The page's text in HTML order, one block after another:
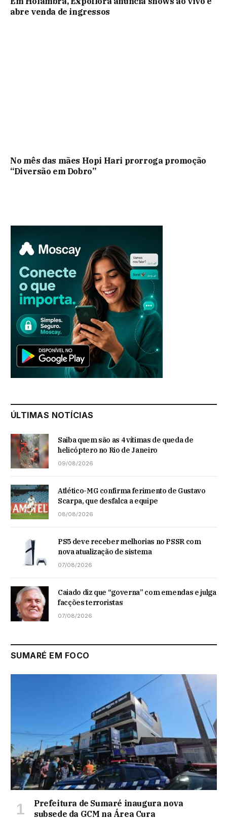
abre venda de ingressos
No mês das mães Hopi Hari prorroga promoção
“Diversão em Dobro”
ÚLTIMAS NOTÍCIAS
Saiba quem são as 4 vítimas de queda de
helicóptero no Rio de Janeiro
09/08/2026
Atlético-MG confirma ferimento de Gustavo
Scarpa, que desfalca a equipe
08/08/2026
PS5 deve receber melhorias no PSSR com
nova atualização de sistema
07/08/2026
Caiado diz que “governa” com emendas e julga
facções terroristas
07/08/2026
SUMARÉ EM FOCO
Prefeitura de Sumaré inaugura nova
subsede da GCM na Área Cura